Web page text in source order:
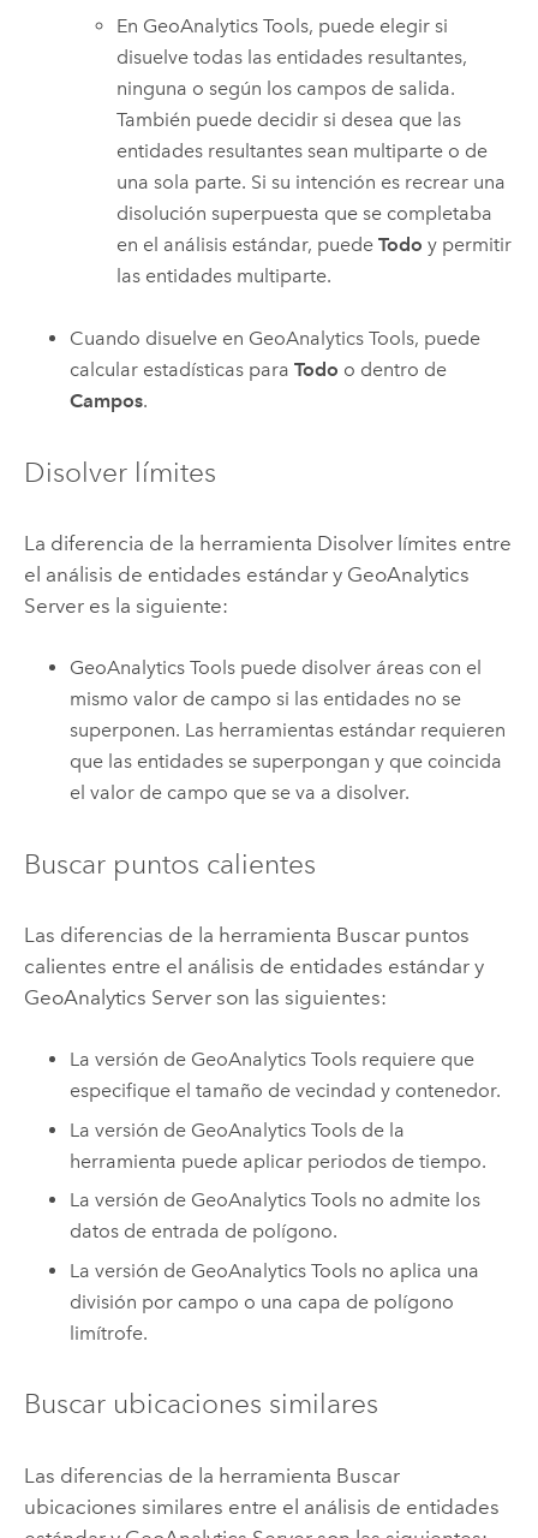
En GeoAnalytics Tools, puede elegir si
disuelve todas las entidades resultantes,
ninguna o según los campos de salida.
También puede decidir si desea que las
entidades resultantes sean multiparte o de
una sola parte. Si su intención es recrear una
disolución superpuesta que se completaba
en el análisis estándar, puedeTodo y permitir
las entidades multiparte.
Cuando disuelve en GeoAnalytics Tools, puede
calcular estadísticas paraTodo o dentro de
Campos.
Disolver límites
La diferencia de la herramienta Disolver límites entre
el análisis de entidades estándar y GeoAnalytics
Serveres la siguiente:
GeoAnalytics Tools puede disolver áreas con el
mismo valor de campo si las entidades no se
superponen. Las herramientas estándar requieren
que las entidades se superpongan y que coincida
el valor de campo que se va a disolver.
Buscar puntos calientes
Las diferencias de la herramienta Buscar puntos
calientes entre el análisis de entidades estándar y
GeoAnalytics Serverson las siguientes:
La versión de GeoAnalytics Tools requiere que
especifique el tamaño de vecindad y contenedor.
La versión de GeoAnalytics Tools de la
herramienta puede aplicar periodos de tiempo.
La versión de GeoAnalytics Tools no admite los
datos de entrada de polígono.
La versión de GeoAnalytics Tools no aplica una
división por campo o una capa de polígono
limítrofe.
Buscar ubicaciones similares
Las diferencias de la herramienta Buscar
ubicaciones similares entre el análisis de entidades